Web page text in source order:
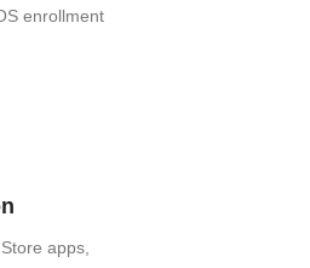
enrollment
apps,